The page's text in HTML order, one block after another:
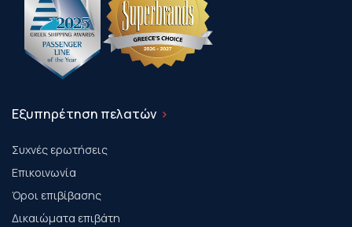
Εξυπηρέτηση πελατών
Συχνές ερωτήσεις
Επικοινωνία
Όροι επιβίβασης
Δικαιώματα επιβάτη